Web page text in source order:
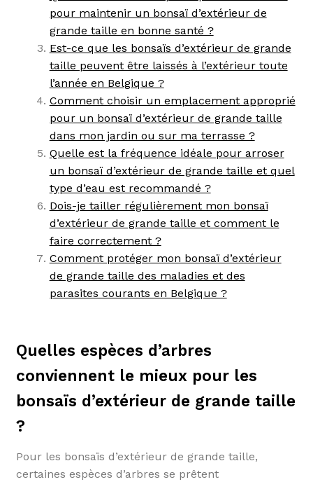
pour maintenir un bonsaï d’extérieur de
grande taille en bonne santé ?
Est-ce que les bonsaïs d’extérieur de grande
taille peuvent être laissés à l’extérieur toute
l’année en Belgique ?
Comment choisir un emplacement approprié
pour un bonsaï d’extérieur de grande taille
dans mon jardin ou sur ma terrasse ?
Quelle est la fréquence idéale pour arroser
un bonsaï d’extérieur de grande taille et quel
type d’eau est recommandé ?
Dois-je tailler régulièrement mon bonsaï
d’extérieur de grande taille et comment le
faire correctement ?
Comment protéger mon bonsaï d’extérieur
de grande taille des maladies et des
parasites courants en Belgique ?
Quelles espèces d’arbres
conviennent le mieux pour les
bonsaïs d’extérieur de grande taille
?
Pour les bonsaïs d’extérieur de grande taille,
certaines espèces d’arbres se prêtent